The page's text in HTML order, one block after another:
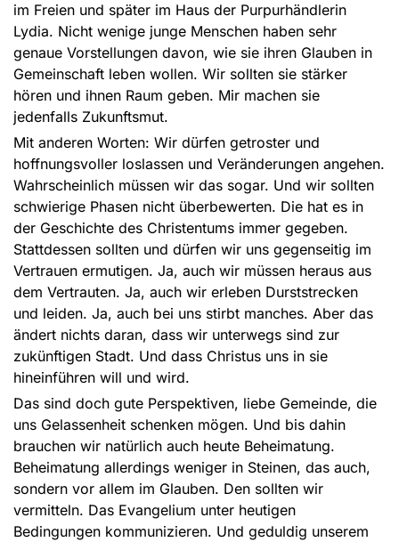
im Freien und später im Haus der Purpurhändlerin
Lydia. Nicht wenige junge Menschen haben sehr
genaue Vorstellungen davon, wie sie ihren Glauben in
Gemeinschaft leben wollen. Wir sollten sie stärker
hören und ihnen Raum geben. Mir machen sie
jedenfalls Zukunftsmut.
Mit anderen Worten: Wir dürfen getroster und
hoffnungsvoller loslassen und Veränderungen angehen.
Wahrscheinlich müssen wir das sogar. Und wir sollten
schwierige Phasen nicht überbewerten. Die hat es in
der Geschichte des Christentums immer gegeben.
Stattdessen sollten und dürfen wir uns gegenseitig im
Vertrauen ermutigen. Ja, auch wir müssen heraus aus
dem Vertrauten. Ja, auch wir erleben Durststrecken
und leiden. Ja, auch bei uns stirbt manches. Aber das
ändert nichts daran, dass wir unterwegs sind zur
zukünftigen Stadt. Und dass Christus uns in sie
hineinführen will und wird.
Das sind doch gute Perspektiven, liebe Gemeinde, die
uns Gelassenheit schenken mögen. Und bis dahin
brauchen wir natürlich auch heute Beheimatung.
Beheimatung allerdings weniger in Steinen, das auch,
sondern vor allem im Glauben. Den sollten wir
vermitteln. Das Evangelium unter heutigen
Bedingungen kommunizieren. Und geduldig unserem